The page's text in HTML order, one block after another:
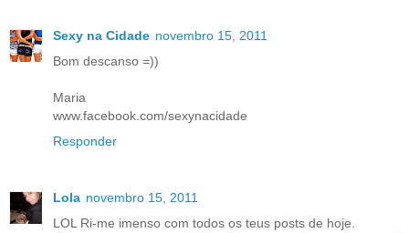
Sexy na Cidade novembro 15, 2011
Bom descanso =))
Maria
www.facebook.com/sexynacidade
Responder
Lola novembro 15, 2011
LOL Ri-me imenso com todos os teus posts de hoje.